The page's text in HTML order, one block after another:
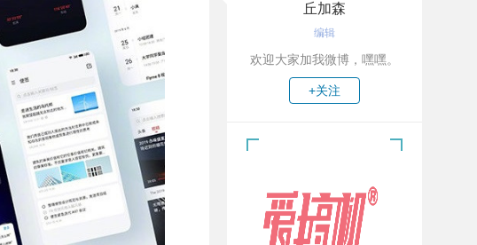
丘加森
编辑
欢迎大家加我微博，嘿嘿。
+关注